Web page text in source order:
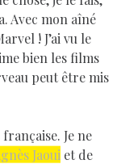
Avec mon aîné
! J’ai vu le
bien les films
peut être mis
Je ne
Jaoui et de